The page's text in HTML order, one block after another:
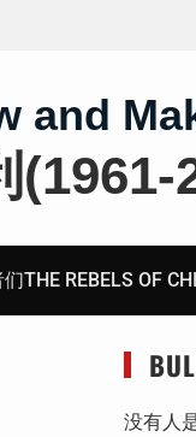
王雅军：
and
(1961-
THE REBELS OF
没有人